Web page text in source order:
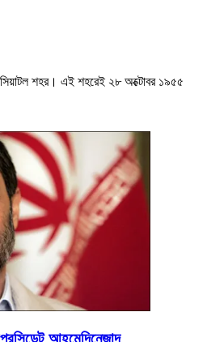
সিয়াটল শহর। এই শহরেই ২৮ অক্টোবর ১৯৫৫
আহমেদিনেজাদ